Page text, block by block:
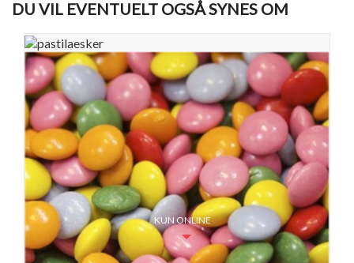
DU VIL EVENTUELT OGSÅ SYNES OM
KUN ONLINE